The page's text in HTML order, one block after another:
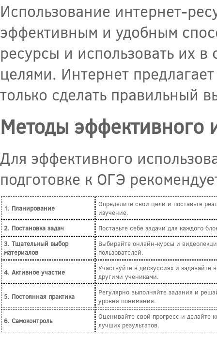
Использование интернет-
эффективным и удобным
ресурсы и использовать их
целями. Интернет
только сделать правильный
Методы эффективного
Для эффективного
подготовке к ОГЭ
1. Планирование
Определите свои цели и поставьте
изучение.
2. Постановка задач
Поставьте себе задачи для каждого
3. Тщательный выбор
материалов
Выбирайте онлайн-курсы и
пользователей.
4. Активное участие
Участвуйте в дискуссиях и
другими учениками.
5. Постоянная практика
Регулярно выполняйте задания и
уровня понимания.
6. Самоконтроль
Оценивайте свой прогресс и делайте
лучших результатов.